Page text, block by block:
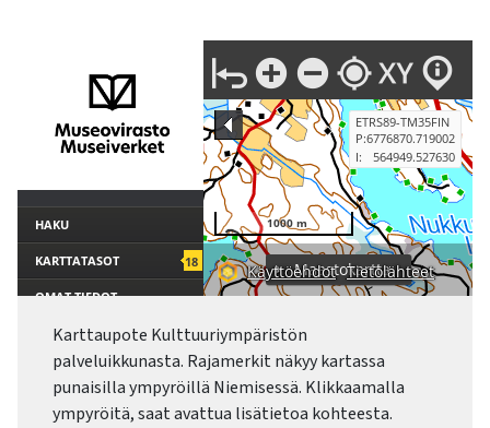
Karttaupote Kulttuuriympäristön
palveluikkunasta. Rajamerkit näkyy kartassa
punaisilla ympyröillä Niemisessä. Klikkaamalla
ympyröitä, saat avattua lisätietoa kohteesta.